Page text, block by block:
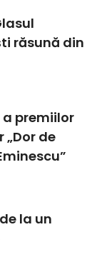
răsună din
premiilor
de
la un